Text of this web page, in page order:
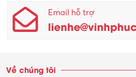
Email hỗ trợ
Về chúng tôi